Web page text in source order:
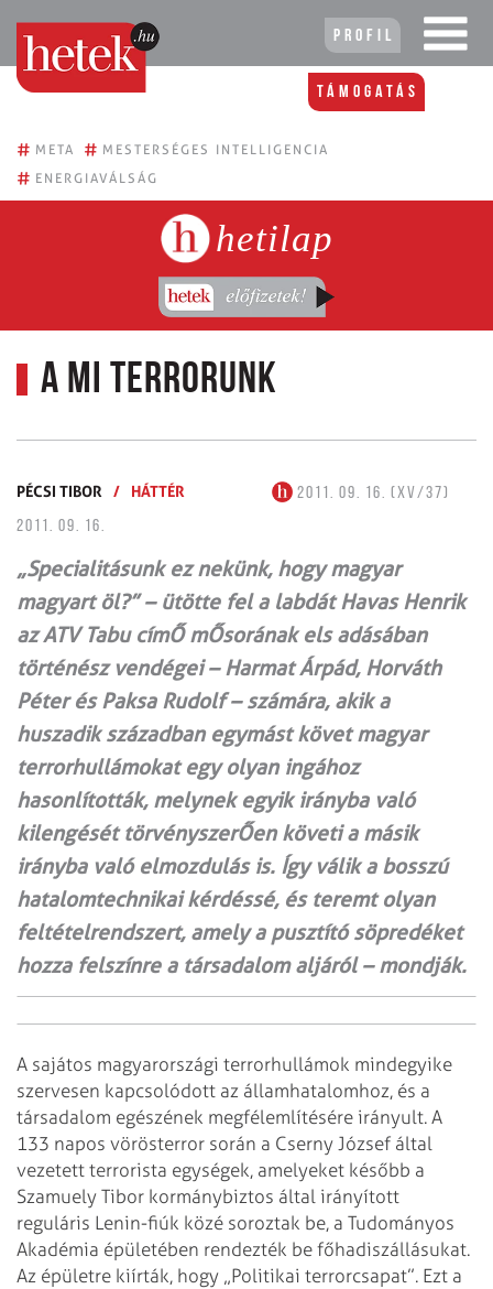
Profil
Támogatás
# META # MESTERSÉGES INTELLIGENCIA
# ENERGIAVÁLSÁG
hetilap
A mi terrorunk
PÉCSI TIBOR / HÁTTÉR
2011. 09. 16. (XV/37)
2011. 09. 16.
„Specialitásunk ez nekünk, hogy magyar
magyart öl?” – ütötte fel a labdát Havas Henrik
az ATV Tabu címŐ mŐsorának els adásában
történész vendégei – Harmat Árpád, Horváth
Péter és Paksa Rudolf – számára, akik a
huszadik században egymást követ magyar
terrorhullámokat egy olyan ingához
hasonlították, melynek egyik irányba való
kilengését törvényszerŐen követi a másik
irányba való elmozdulás is. Így válik a bosszú
hatalomtechnikai kérdéssé, és teremt olyan
feltételrendszert, amely a pusztító söpredéket
hozza felszínre a társadalom aljáról – mondják.
A sajátos magyarországi terrorhullámok mindegyike
szervesen kapcsolódott az államhatalomhoz, és a
társadalom egészének megfélemlítésére irányult. A
133 napos vö­rösterror során a Cserny József által
vezetett terrorista egységek, amelyeket később a
Szamuely Tibor kormánybiztos által irányított
reguláris Lenin-fiúk közé soroztak be, a Tudományos
Akadémia épületében rendezték be főhadiszállásukat.
Az épületre kiírták, hogy „Politikai terrorcsapat”. Ezt a